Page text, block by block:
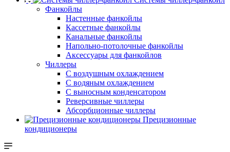
Фанкойлы
Настенные фанкойлы
Кассетные фанкойлы
Канальные фанкойлы
Напольно-потолочные фанкойлы
Аксессуары для фанкойлов
Чиллеры
С воздушным охлаждением
С водяным охлаждением
С выносным конденсатором
Реверсивные чиллеры
Абсорбционные чиллеры
Прецизионные
кондиционеры